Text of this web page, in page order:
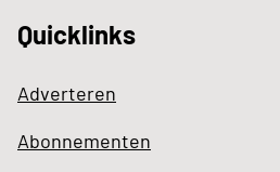
Quicklinks
Adverteren
Abonnementen